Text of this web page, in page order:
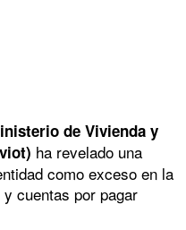
de Vivienda y
ha revelado una
como exceso en la
cuentas por pagar